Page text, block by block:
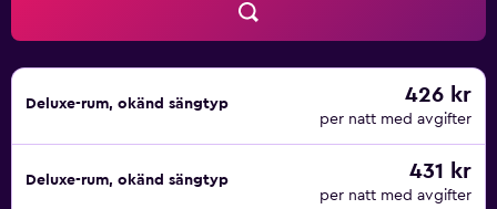
Deluxe-rum, okänd sängtyp 426 kr
per natt med avgifter
Deluxe-rum, okänd sängtyp 431 kr
per natt med avgifter